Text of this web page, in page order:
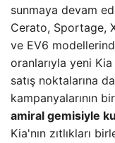
sunmaya devam
Cerato, Sportage,
ve EV6
oranlarıyla yeni
satış noktalarına
kampanyalarının
amiral gemisiyle
Kia'nın zıtlıkları